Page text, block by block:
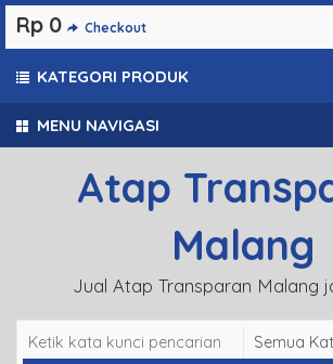
MENU NAVIGASI
Atap
Malang
Jual Atap Transparan Malang
Rp 0 Checkout
KATEGORI PRODUK